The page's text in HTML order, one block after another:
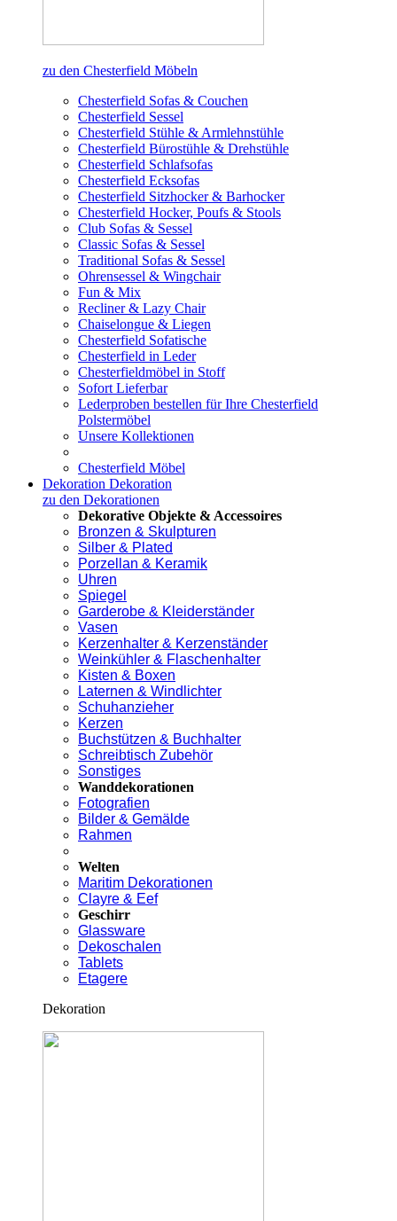
zu den Chesterfield Möbeln
Chesterfield Sofas & Couchen
Chesterfield Sessel
Chesterfield Stühle & Armlehnstühle
Chesterfield Bürostühle & Drehstühle
Chesterfield Schlafsofas
Chesterfield Ecksofas
Chesterfield Sitzhocker & Barhocker
Chesterfield Hocker, Poufs & Stools
Club Sofas & Sessel
Classic Sofas & Sessel
Traditional Sofas & Sessel
Ohrensessel & Wingchair
Fun & Mix
Recliner & Lazy Chair
Chaiselongue & Liegen
Chesterfield Sofatische
Chesterfield in Leder
Chesterfieldmöbel in Stoff
Sofort Lieferbar
Lederproben bestellen für Ihre Chesterfield
Polstermöbel
Unsere Kollektionen
Chesterfield Möbel
Dekoration Dekoration
zu den Dekorationen
Dekorative Objekte & Accessoires
Bronzen & Skulpturen
Silber & Plated
Porzellan & Keramik
Uhren
Spiegel
Garderobe & Kleiderständer
Vasen
Kerzenhalter & Kerzenständer
Weinkühler & Flaschenhalter
Kisten & Boxen
Laternen & Windlichter
Schuhanzieher
Kerzen
Buchstützen & Buchhalter
Schreibtisch Zubehör
Sonstiges
Wanddekorationen
Fotografien
Bilder & Gemälde
Rahmen
Welten
Maritim Dekorationen
Clayre & Eef
Geschirr
Glassware
Dekoschalen
Tablets
Etagere
Dekoration